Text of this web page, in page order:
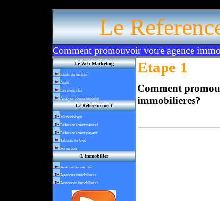
Le
Comment promouvoir votre agence
Le Web Marketing
Etude du marché
Audit
Les mots clés
Analyse concurrentielle
Le Referencement
Methodologie
Referencement naturel
Referencement payant
Tableau de bord
Formation
L'immobilier
Analyse du marché
Agences immobilieres
Annonces immobilieres
Etape 1
Comment
immobilieres?